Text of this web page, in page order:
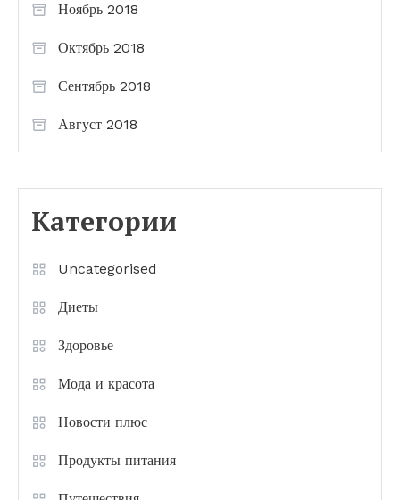
Ноябрь 2018
Октябрь 2018
Сентябрь 2018
Август 2018
Категории
Uncategorised
Диеты
Здоровье
Мода и красота
Новости плюс
Продукты питания